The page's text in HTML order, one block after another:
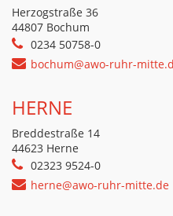
Herzogstraße 36
44807 Bochum
0234 50758-0
bochum@awo-ruhr-
HERNE
Breddestraße 14
44623 Herne
02323 9524-0
herne@awo-ruhr-mitte.de